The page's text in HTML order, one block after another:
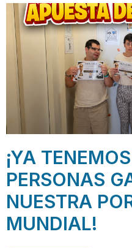
¡YA
PERSONAS
NUESTRA
MUNDIAL!